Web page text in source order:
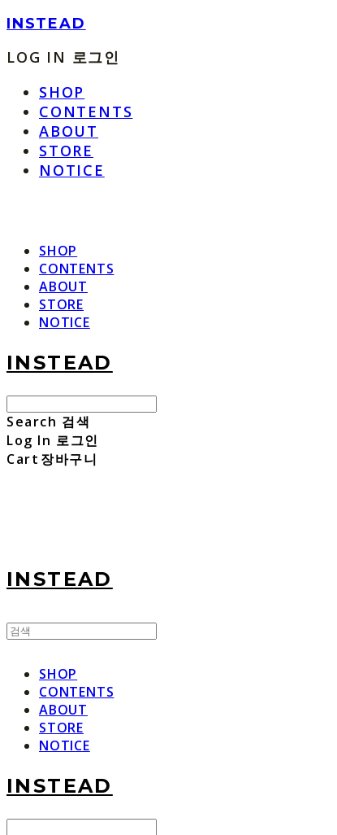
INSTEAD
LOG IN 로그인
SHOP
CONTENTS
ABOUT
STORE
NOTICE
SHOP
CONTENTS
ABOUT
STORE
NOTICE
INSTEAD
Search 검색
Log In 로그인
Cart 장바구니
INSTEAD
SHOP
CONTENTS
ABOUT
STORE
NOTICE
INSTEAD